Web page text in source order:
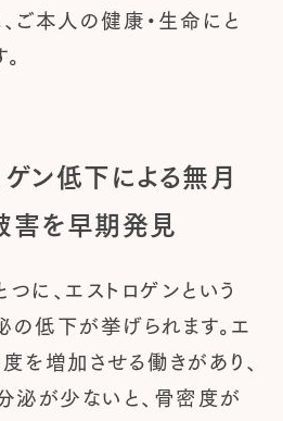
ご本人の健康・生命にと
ン低下による無月
害を早期発見
に、エストロゲンという
低下が挙げられます。エ
を増加させる働きがあり、
泌が少ないと、骨密度が